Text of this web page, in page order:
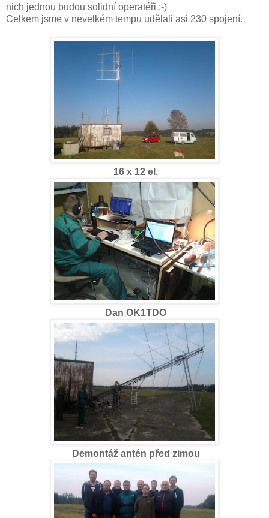
nich jednou budou solidní operatéři :-)
Celkem jsme v nevelkém tempu udělali asi 230 spojení.
16 x 12 el.
Dan OK1TDO
Demontáž antén před zimou